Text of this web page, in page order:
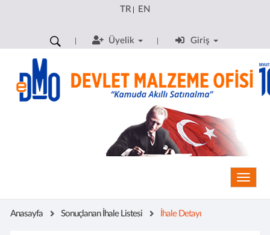
TR| EN
Üyelik Giriş
Anasayfa Sonuçlanan İhale Listesi İhale Detayı